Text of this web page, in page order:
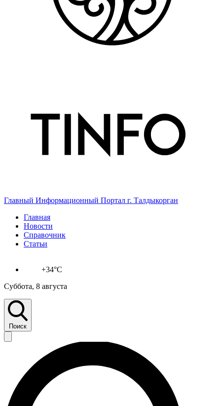
Главный Информационный Портал г. Талдыкорган
Главная
Новости
Справочник
Статьи
+34°C
Суббота, 8 августа
Поиск